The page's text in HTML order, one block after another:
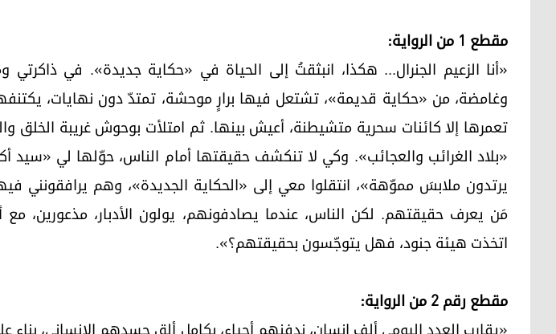
مقطع 1 من الرواية:
«أنا الزعيم الجنرال... هكذا، انبثقتُ إلى الحياة في «حكاية جديدة». في
وغامضة، من «حكاية قديمة»، تشتعل فيها برارٍ موحشة، تمتدّ دون نهايات،
تعمرها إلا كائنات سحرية متشيطنة، أعيش بينها. ثم امتلأت بوحوش غريبة الخلق
«بلاد الغرائب والعجائب». وكي لا تنكشف حقيقتها أمام الناس، حوّلها لي «سيد
يرتدون ملابسَ مموّهة»، انتقلوا معي إلى «الحكاية الجديدة»، وهم يرافقونني
مَن يعرف حقيقتهم. لكن الناس، عندما يصادفونهم، يولون الأدبار، مذعورين، مع
اتخذت هيئة جنود، فهل يتوجّسون بحقيقتهم؟».
مقطع رقم 2 من الرواية: